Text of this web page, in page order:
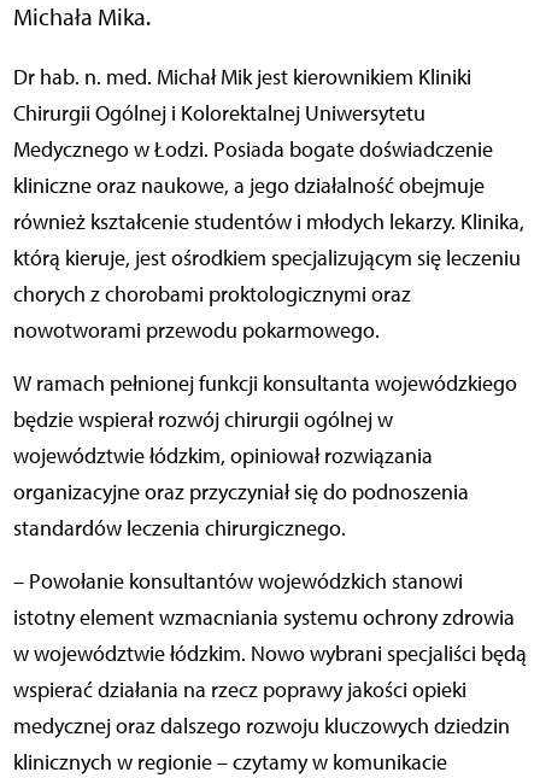
Michała Mika.
Dr hab. n. med. Michał Mik jest kierownikiem Kliniki
Chirurgii Ogólnej i Kolorektalnej Uniwersytetu
Medycznego w Łodzi. Posiada bogate doświadczenie
kliniczne oraz naukowe, a jego działalność obejmuje
również kształcenie studentów i młodych lekarzy. Klinika,
którą kieruje, jest ośrodkiem specjalizującym się leczeniu
chorych z chorobami proktologicznymi oraz
nowotworami przewodu pokarmowego.
W ramach pełnionej funkcji konsultanta wojewódzkiego
będzie wspierał rozwój chirurgii ogólnej w
województwie łódzkim, opiniował rozwiązania
organizacyjne oraz przyczyniał się do podnoszenia
standardów leczenia chirurgicznego.
– Powołanie konsultantów wojewódzkich stanowi
istotny element wzmacniania systemu ochrony zdrowia
w województwie łódzkim. Nowo wybrani specjaliści będą
wspierać działania na rzecz poprawy jakości opieki
medycznej oraz dalszego rozwoju kluczowych dziedzin
klinicznych w regionie – czytamy w komunikacie